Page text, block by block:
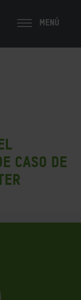
MENÚ
caso de